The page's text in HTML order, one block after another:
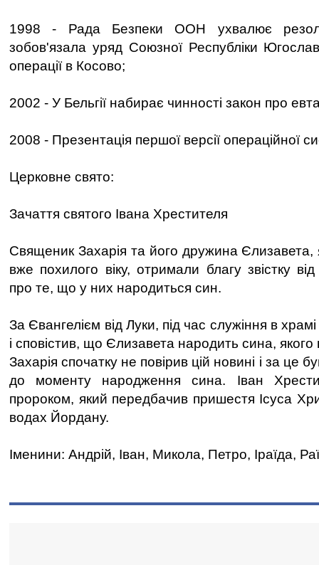
1998 - Рада Безпеки ООН ухвалює
зобов'язала уряд Союзної Республіки
операції в Косово;
2002 - У Бельгії набирає чинності закон про
2008 - Презентація першої версії операційної
Церковне свято:
Зачаття святого Івана Хрестителя
Священик Захарія та його дружина Єлизавета,
вже похилого віку, отримали благу звістку
про те, що у них народиться син.
За Євангелієм від Луки, під час служіння в
і сповістив, що Єлизавета народить сина,
Захарія спочатку не повірив цій новині і за це
до моменту народження сина. Іван
пророком, який передбачив пришестя Ісуса
водах Йордану.
Іменини: Андрій, Іван, Микола, Петро, Іраїда,